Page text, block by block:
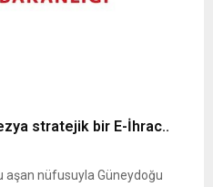
stratejik bir E-İhrac..
aşan nüfusuyla Güneydoğu